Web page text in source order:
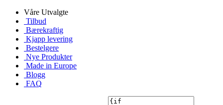
Våre Utvalgte
Tilbud
Bærekraftig
Kjapp levering
Bestelgere
Nye Produkter
Made in Europe
Blogg
FAQ